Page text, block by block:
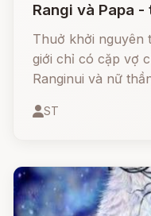
Rangi và Papa
Thuở khởi nguyên
giới chỉ có cặp vợ
Ranginui và nữ
ST